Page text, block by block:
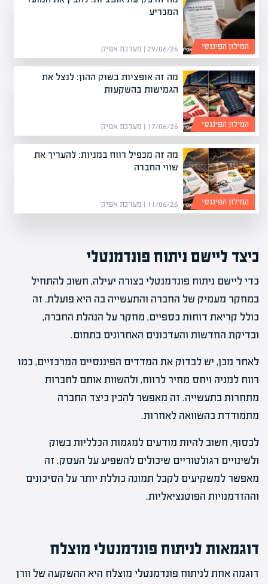
המכריע
29/06/26 | מערכת אפיק המילון הפיננסי
מה זה אופציות בשוק ההון: לנצל את
הגמישות בהשקעות
17/06/26 | מערכת אפיק המילון הפיננסי
מה זה מכפיל רווח במניות: להעריך את
שווי החברה
11/06/26 | מערכת אפיק המילון הפיננסי
כיצד ליישם ניתוח פונדמנטלי
כדי ליישם ניתוח פונדמנטלי בצורה יעילה, חשוב להתחיל
במחקר מעמיק של החברה והתעשייה בה היא פועלת. זה
כולל קריאת דוחות כספיים, מחקר על הנהלת החברה,
ובדיקת החדשות והעדכונים האחרונים בתחום.
לאחר מכן, יש לבדוק את המדדים הפיננסיים המרכזיים, כמו
רווח למניה ויחס מחיר לרווח, ולהשוות אותם לחברות
מתחרות בתעשייה. זה מאפשר להבין כיצד החברה
מתמודדת בהשוואה לאחרות.
לבסוף, חשוב להיות מודעים למגמות הכלליות בשוק
ולשינויים רגולטוריים שיכולים להשפיע על העסק. זה
מאפשר למשקיעים לקבל תמונה כוללת יותר על הסיכונים
וההזדמנויות הפוטנציאליות.
דוגמאות לניתוח פונדמנטלי מוצלח
דוגמה אחת לניתוח פונדמנטלי מוצלח היא ההשקעה של וורן